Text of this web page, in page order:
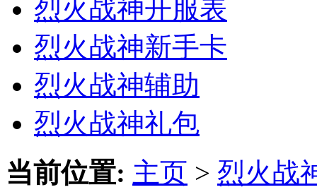
烈火战神开服表
烈火战神新手卡
烈火战神辅助
烈火战神礼包
当前位置: 主页 > 烈火战